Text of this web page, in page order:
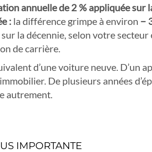
annuelle de 2 % appliquée sur
:la différence grimpe à environ −
la décennie, selon votre secteur
de carrière.
d’une voiture neuve. D’un
De plusieurs années
autrement.
IMPORTANTE